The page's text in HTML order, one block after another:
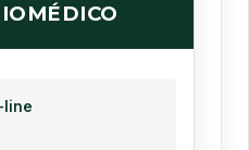
line